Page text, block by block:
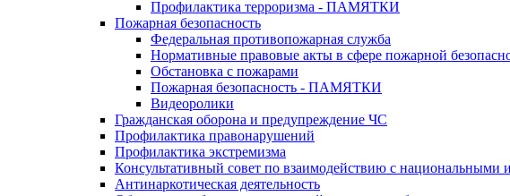
Профилактика терроризма - ПАМЯТКИ
Пожарная безопасность
Федеральная противопожарная служба
Нормативные правовые акты в сфере пожарной
Обстановка с пожарами
Пожарная безопасность - ПАМЯТКИ
Видеоролики
Гражданская оборона и предупреждение ЧС
Профилактика правонарушений
Профилактика экстремизма
Консультативный совет по взаимодействию с
Антинаркотическая деятельность